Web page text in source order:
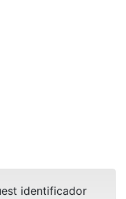
identificador